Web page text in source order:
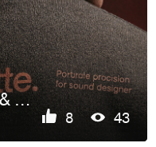
Helvette. AI Branding & Mockup Production
8 43